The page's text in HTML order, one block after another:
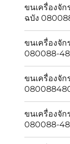
ขนเครื่องจั
ฉบัง
ขนเครื่องจั
080088-
ขนเครื่องจั
ขนเครื่องจั
080088-